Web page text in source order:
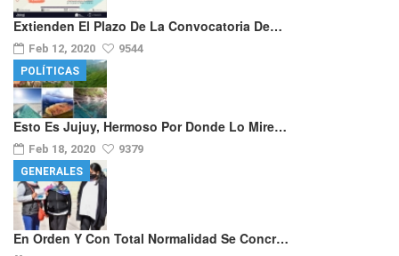
Extienden El Plazo De La Convocatoria De…
Feb 12, 2020 9544
Esto Es Jujuy, Hermoso Por Donde Lo Mire…
Feb 18, 2020 9379
POLÍTICAS
En Orden Y Con Total Normalidad Se Concr…
GENERALES